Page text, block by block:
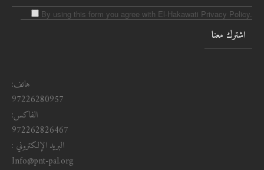
By using this form you agree with El-Hakawati Privacy Policy.
هاتف:
97226280957
الفاكس:
972262826467
البريد الإلكتروني :
Info@pnt-pal.org